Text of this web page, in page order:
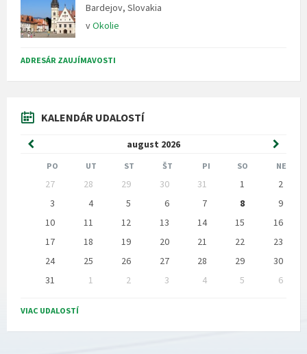
Bardejov, Slovakia
vOkolie
ADRESÁR ZAUJÍMAVOSTI
KALENDÁR UDALOSTÍ
august 2026
Predchádzajúci
mesiac
PO UT ST ŠT PI SO NE
Preskočit
kalendárne
27 28 29 30 31 1
2
3
4 5 6 7 8
9
10
11 12 13 14 15
16
17
18 19 20 21 22
23
24
25 26 27 28 29
30
31
1 2 3 4 5
6
na
kalendárne
VIAC UDALOSTÍ